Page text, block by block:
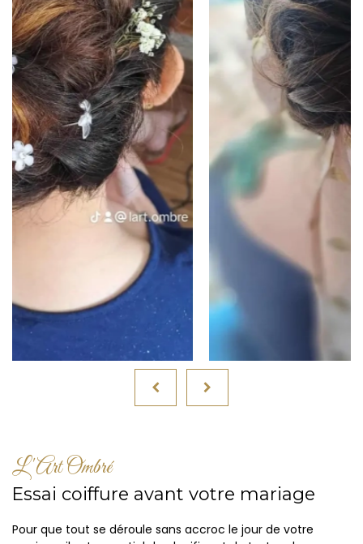
L'Art Ombré
Essai coiffure avant votre mariage
Pour que tout se déroule sans accroc le jour de votre